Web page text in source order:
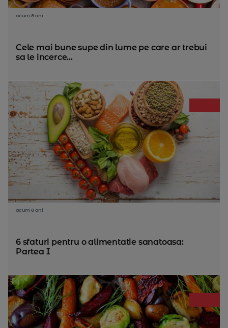
acum 8 ani
Cele mai bune supe din lume pe care ar trebui
sa le incerce...
acum 8 ani
6 sfaturi pentru o alimentatie sanatoasa:
Partea I